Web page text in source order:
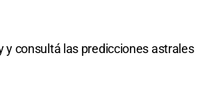
y consultá las predicciones astrales